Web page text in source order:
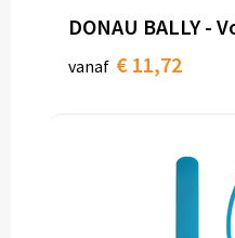
DONAU BALLY -
vanaf € 11,72